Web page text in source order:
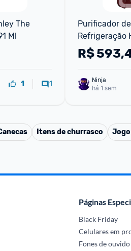
The
Ml
1 1
Purificador
Refrigeração
R$
há 1 sem
Itens de churrasco Jogo
Páginas
Black Friday
Celulares em
Fones de